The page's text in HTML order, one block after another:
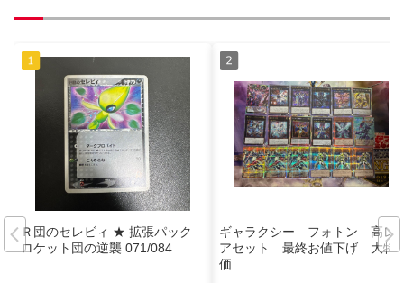
Ｒ団のセレビィ ★ 拡張パック
ロケット団の逆襲 071/084
ギャラクシー フォトン 高レ
アセット 最終お値下げ 大特
価